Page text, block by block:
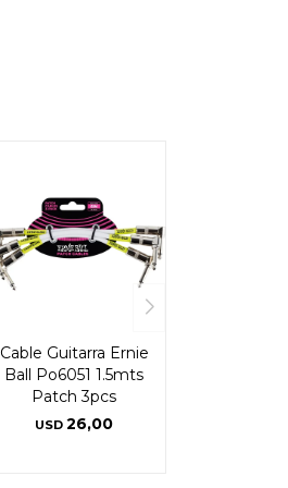
Cable Guitarra Ernie
Ball Po6051 1.5mts
Patch 3pcs
USD 26,00